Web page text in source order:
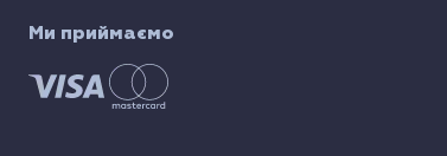
Ми приймаємо